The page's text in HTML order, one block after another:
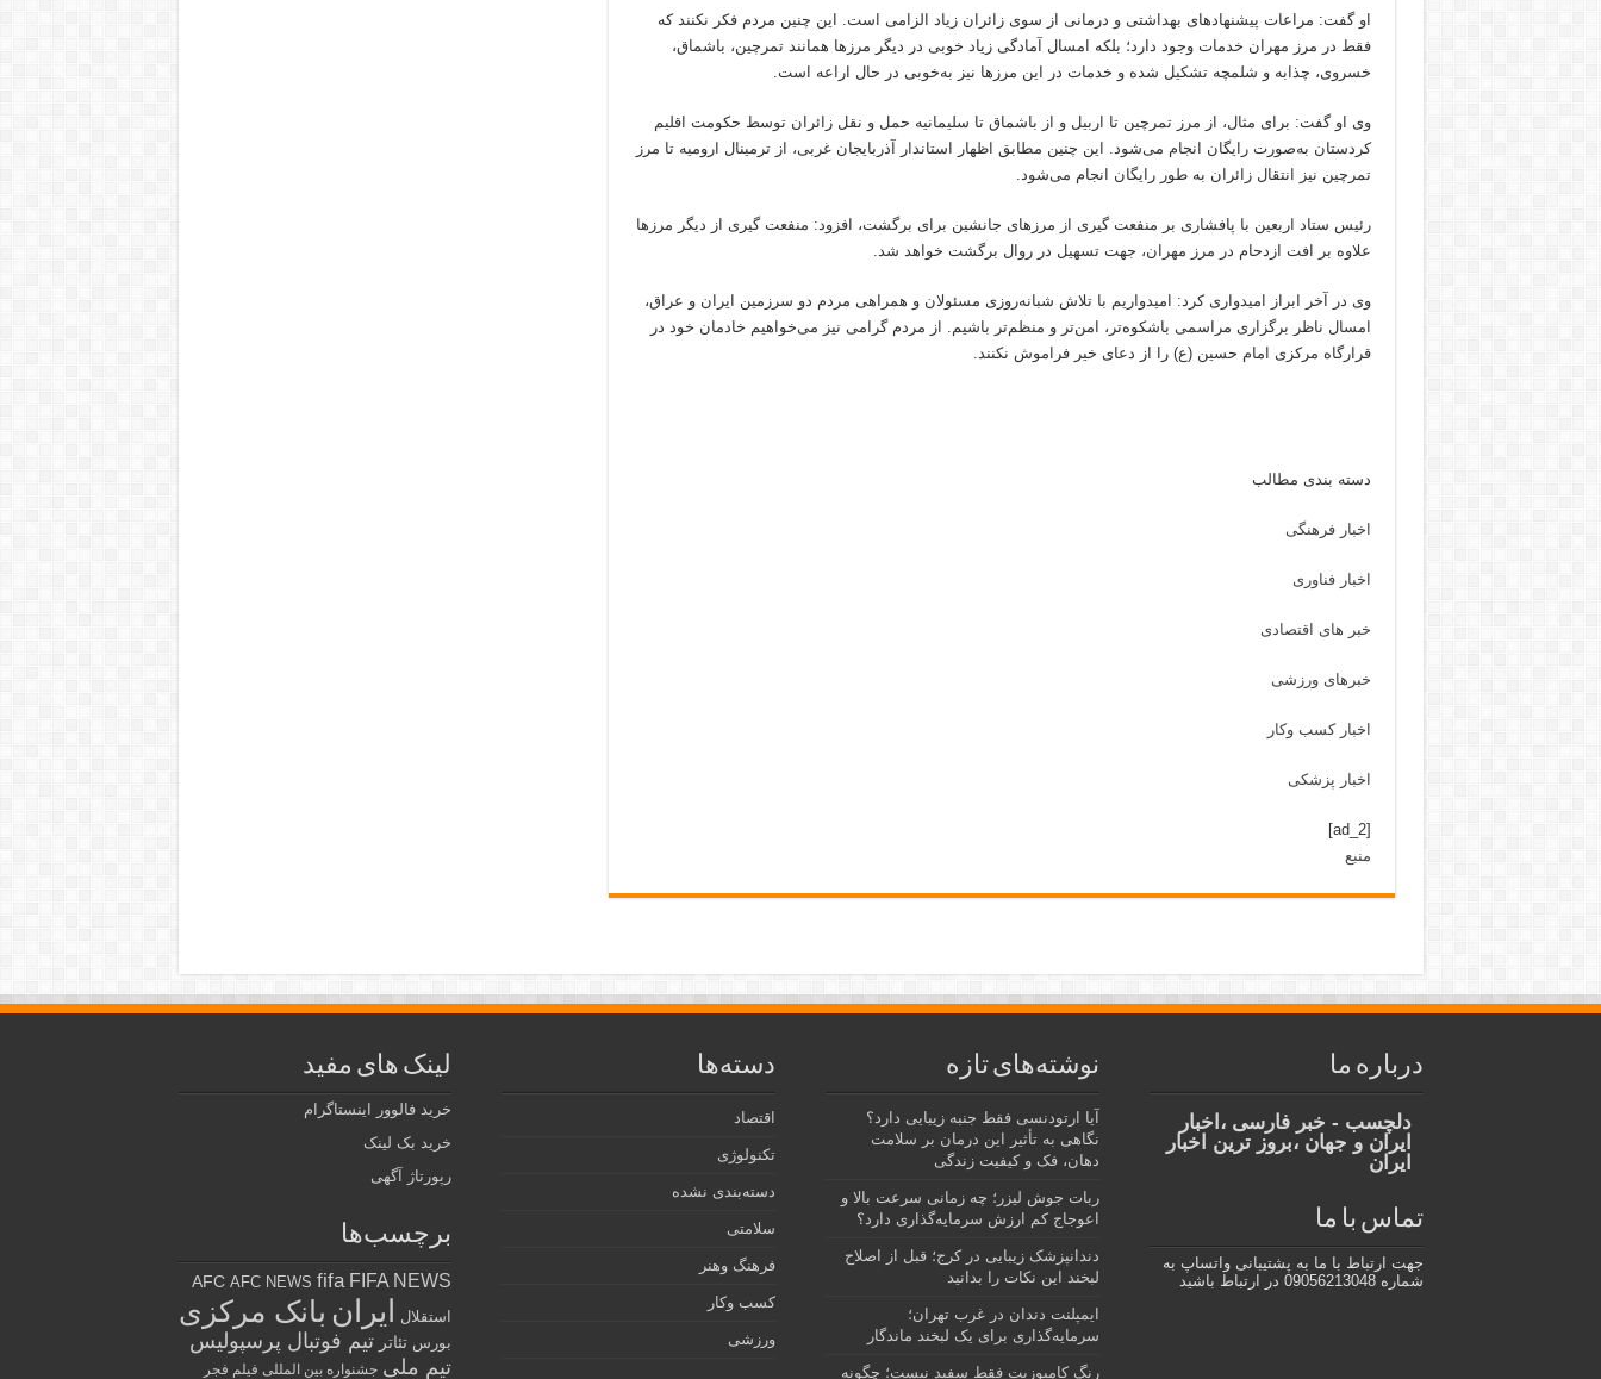
او گفت: مراعات پیشنهاد‌های بهداشتی و درمانی از سوی زائران زیاد الزامی است. این چنین مردم فکر نکنند که
فقط در مرز مهران خدمات وجود دارد؛ بلکه امسال آمادگی زیاد خوبی در دیگر مرزها همانند تمرچین، باشماق،
خسروی، چذابه و شلمچه تشکیل شده و خدمات در این مرزها نیز به‌خوبی در حال اراعه است.
وی او گفت: برای مثال، از مرز تمرچین تا اربیل و از باشماق تا سلیمانیه حمل و نقل زائران توسط حکومت اقلیم
کردستان به‌صورت رایگان انجام می‌شود. این چنین مطابق اظهار استاندار آذربایجان غربی، از ترمینال ارومیه تا مرز
تمرچین نیز انتقال زائران به طور رایگان انجام می‌شود.
رئیس ستاد اربعین با پافشاری بر منفعت گیری از مرزهای جانشین برای برگشت، افزود: منفعت گیری از دیگر مرزها
علاوه بر افت ازدحام در مرز مهران، جهت تسهیل در روال برگشت خواهد شد.
وی در آخر ابراز امیدواری کرد: امیدواریم با تلاش شبانه‌روزی مسئولان و همراهی مردم دو سرزمین ایران و عراق،
امسال ناظر برگزاری مراسمی باشکوه‌تر، امن‌تر و منظم‌تر باشیم. از مردم گرامی نیز می‌خواهیم خادمان خود در
قرارگاه مرکزی امام حسین (ع) را از دعای خیر فراموش نکنند.
دسته بندی مطالب
اخبار فرهنگی
اخبار فناوری
خبر های اقتصادی
خبرهای ورزشی
اخبار کسب وکار
اخبار پزشکی
[ad_2]
منبع
درباره ما
دلچسب - خبر فارسی ،اخبار
ایران و جهان ،بروز ترین اخبار
ایران
تماس با ما
جهت ارتباط با ما به پشتیبانی واتساپ به
شماره 09056213048 در ارتباط باشید
نوشته‌های تازه
آیا ارتودنسی فقط جنبه زیبایی دارد؟
نگاهی به تأثیر این درمان بر سلامت
دهان، فک و کیفیت زندگی
ربات جوش لیزر؛ چه زمانی سرعت بالا و
اعوجاج کم ارزش سرمایه‌گذاری دارد؟
دندانپزشک زیبایی در کرج؛ قبل از اصلاح
لبخند این نکات را بدانید
ایمپلنت دندان در غرب تهران؛
سرمایه‌گذاری برای یک لبخند ماندگار
رنگ کامپوزیت فقط سفید نیست؛ چگونه
دسته‌ها
اقتصاد
تکنولوژی
دسته‌بندی نشده
سلامتی
فرهنگ وهنر
کسب وکار
ورزشی
لینک های مفید
خرید فالوور اینستاگرام
خرید بک لینک
رپورتاژ آگهی
برچسب‌ها
AFC AFC NEWS fifa FIFA NEWS
استقلال ایران بانک مرکزی
بورس تئاتر تیم فوتبال پرسپولیس
تیم ملی جشنواره بین المللی فیلم فجر